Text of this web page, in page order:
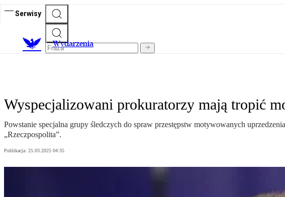
Serwisy
Wydarzenia
Wyspecjalizowani prokuratorzy mają tropić
Powstanie specjalna grupy śledczych do spraw przestępstw motywowanych
„Rzeczpospolita”.
Publikacja: 25.03.2025 04:35